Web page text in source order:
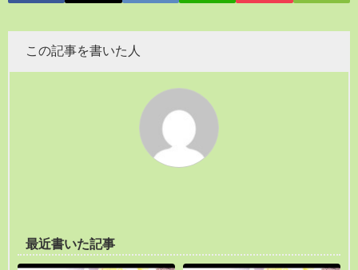
この記事を書いた人
最近書いた記事